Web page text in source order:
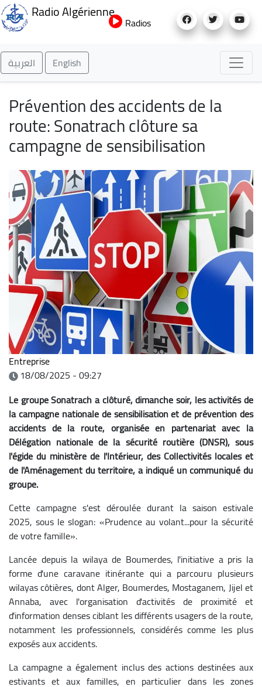
au
Radio Algérienne
Radios
العربية English
Prévention des accidents de la
route: Sonatrach clôture sa
campagne de sensibilisation
Entreprise
18/08/2025 - 09:27
Le groupe Sonatrach a clôturé, dimanche soir, les activités de
la campagne nationale de sensibilisation et de prévention des
accidents de la route, organisée en partenariat avec la
Délégation nationale de la sécurité routière (DNSR), sous
l'égide du ministère de l'Intérieur, des Collectivités locales et
de l'Aménagement du territoire, a indiqué un communiqué du
groupe.
Cette campagne s'est déroulée durant la saison estivale
2025, sous le slogan: «Prudence au volant...pour la sécurité
de votre famille».
Lancée depuis la wilaya de Boumerdes, l'initiative a pris la
forme d'une caravane itinérante qui a parcouru plusieurs
wilayas côtières, dont Alger, Boumerdes, Mostaganem, Jijel et
Annaba, avec l'organisation d'activités de proximité et
d'information denses ciblant les différents usagers de la route,
notamment les professionnels, considérés comme les plus
exposés aux accidents.
La campagne a également inclus des actions destinées aux
estivants et aux familles, en particulier dans les zones